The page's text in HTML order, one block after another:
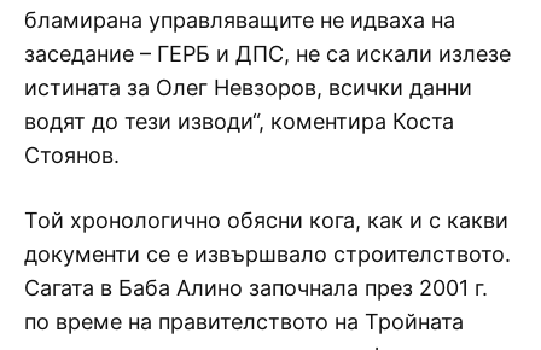
бламирана управляващите не идваха на
заседание – ГЕРБ и ДПС, не са искали излезе
истината за Олег Невзоров, всички данни
водят до тези изводи“, коментира Коста
Стоянов.
Той хронологично обясни кога, как и с какви
документи се е извършвало строителството.
Сагата в Баба Алино започнала през 2001 г.
по време на правителството на Тройната